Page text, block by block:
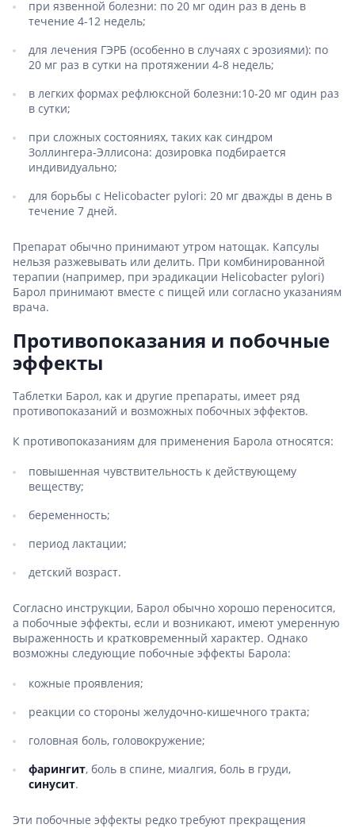
при язвенной болезни: по 20 мг один раз в день в
течение 4-12 недель;
для лечения ГЭРБ (особенно в случаях с эрозиями): по
20 мг раз в сутки на протяжении 4-8 недель;
в легких формах рефлюксной болезни:10-20 мг один раз
в сутки;
при сложных состояниях, таких как синдром
Золлингера-Эллисона: дозировка подбирается
индивидуально;
для борьбы с Helicobacter pylori: 20 мг дважды в день в
течение 7 дней.
Препарат обычно принимают утром натощак. Капсулы
нельзя разжевывать или делить. При комбинированной
терапии (например, при эрадикации Helicobacter pylori)
Барол принимают вместе с пищей или согласно указаниям
врача.
Противопоказания и побочные
эффекты
Таблетки Барол, как и другие препараты, имеет ряд
противопоказаний и возможных побочных эффектов.
К противопоказаниям для применения Барола относятся:
повышенная чувствительность к действующему
веществу;
беременность;
период лактации;
детский возраст.
Согласно инструкции, Барол обычно хорошо переносится,
а побочные эффекты, если и возникают, имеют умеренную
выраженность и кратковременный характер. Однако
возможны следующие побочные эффекты Барола:
кожные проявления;
реакции со стороны желудочно-кишечного тракта;
головная боль, головокружение;
фарингит, боль в спине, миалгия, боль в груди,
синусит.
Эти побочные эффекты редко требуют прекращения